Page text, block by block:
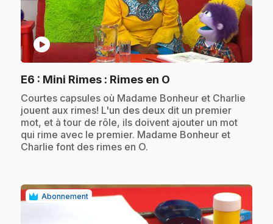
play_circle
E6 : Mini Rimes : Rimes en O
.Courtes capsules où Madame Bonheur et Charlie
jouent aux rimes! L'un des deux dit un premier
mot, et à tour de rôle, ils doivent ajouter un mot
qui rime avec le premier. Madame Bonheur et
Charlie font des rimes en O.
Abonnement